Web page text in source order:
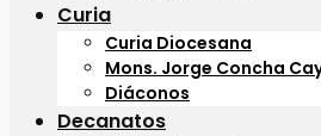
Curia
Curia Diocesana
Mons. Jorge Concha
Diáconos
Decanatos